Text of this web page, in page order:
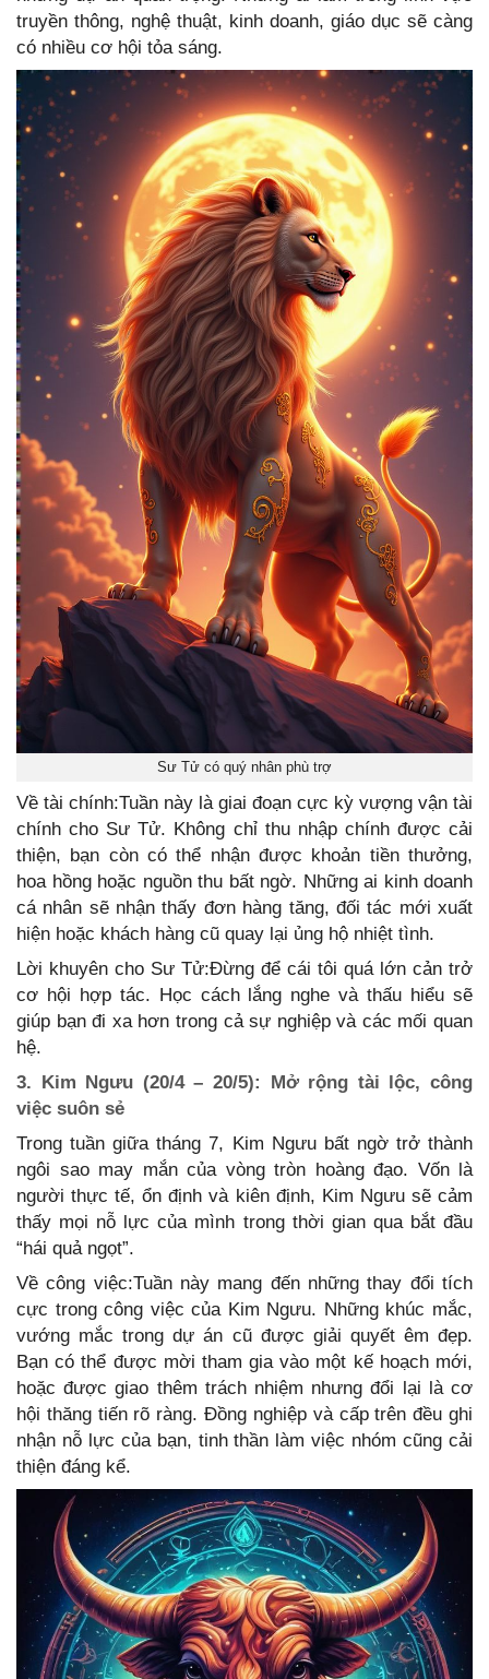
truyền thông, nghệ thuật, kinh doanh, giáo dục sẽ càng
có nhiều cơ hội tỏa sáng.
Sư Tử có quý nhân phù trợ
Về tài chính:Tuần này là giai đoạn cực kỳ vượng vận tài
chính cho Sư Tử. Không chỉ thu nhập chính được cải
thiện, bạn còn có thể nhận được khoản tiền thưởng,
hoa hồng hoặc nguồn thu bất ngờ. Những ai kinh doanh
cá nhân sẽ nhận thấy đơn hàng tăng, đối tác mới xuất
hiện hoặc khách hàng cũ quay lại ủng hộ nhiệt tình.
Lời khuyên cho Sư Tử:Đừng để cái tôi quá lớn cản trở
cơ hội hợp tác. Học cách lắng nghe và thấu hiểu sẽ
giúp bạn đi xa hơn trong cả sự nghiệp và các mối quan
hệ.
3. Kim Ngưu (20/4 – 20/5): Mở rộng tài lộc, công
việc suôn sẻ
Trong tuần giữa tháng 7, Kim Ngưu bất ngờ trở thành
ngôi sao may mắn của vòng tròn hoàng đạo. Vốn là
người thực tế, ổn định và kiên định, Kim Ngưu sẽ cảm
thấy mọi nỗ lực của mình trong thời gian qua bắt đầu
“hái quả ngọt”.
Về công việc:Tuần này mang đến những thay đổi tích
cực trong công việc của Kim Ngưu. Những khúc mắc,
vướng mắc trong dự án cũ được giải quyết êm đẹp.
Bạn có thể được mời tham gia vào một kế hoạch mới,
hoặc được giao thêm trách nhiệm nhưng đổi lại là cơ
hội thăng tiến rõ ràng. Đồng nghiệp và cấp trên đều ghi
nhận nỗ lực của bạn, tinh thần làm việc nhóm cũng cải
thiện đáng kể.